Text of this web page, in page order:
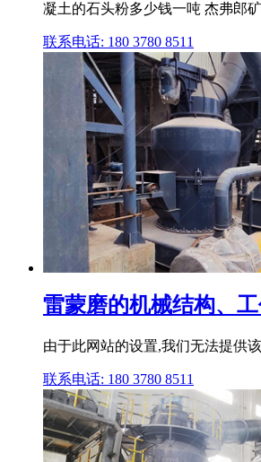
凝土的石头粉多少钱一吨 杰弗郎
联系电话: 180 3780 8511
雷蒙磨的机械结构、
由于此网站的设置,我们无法提供
联系电话: 180 3780 8511